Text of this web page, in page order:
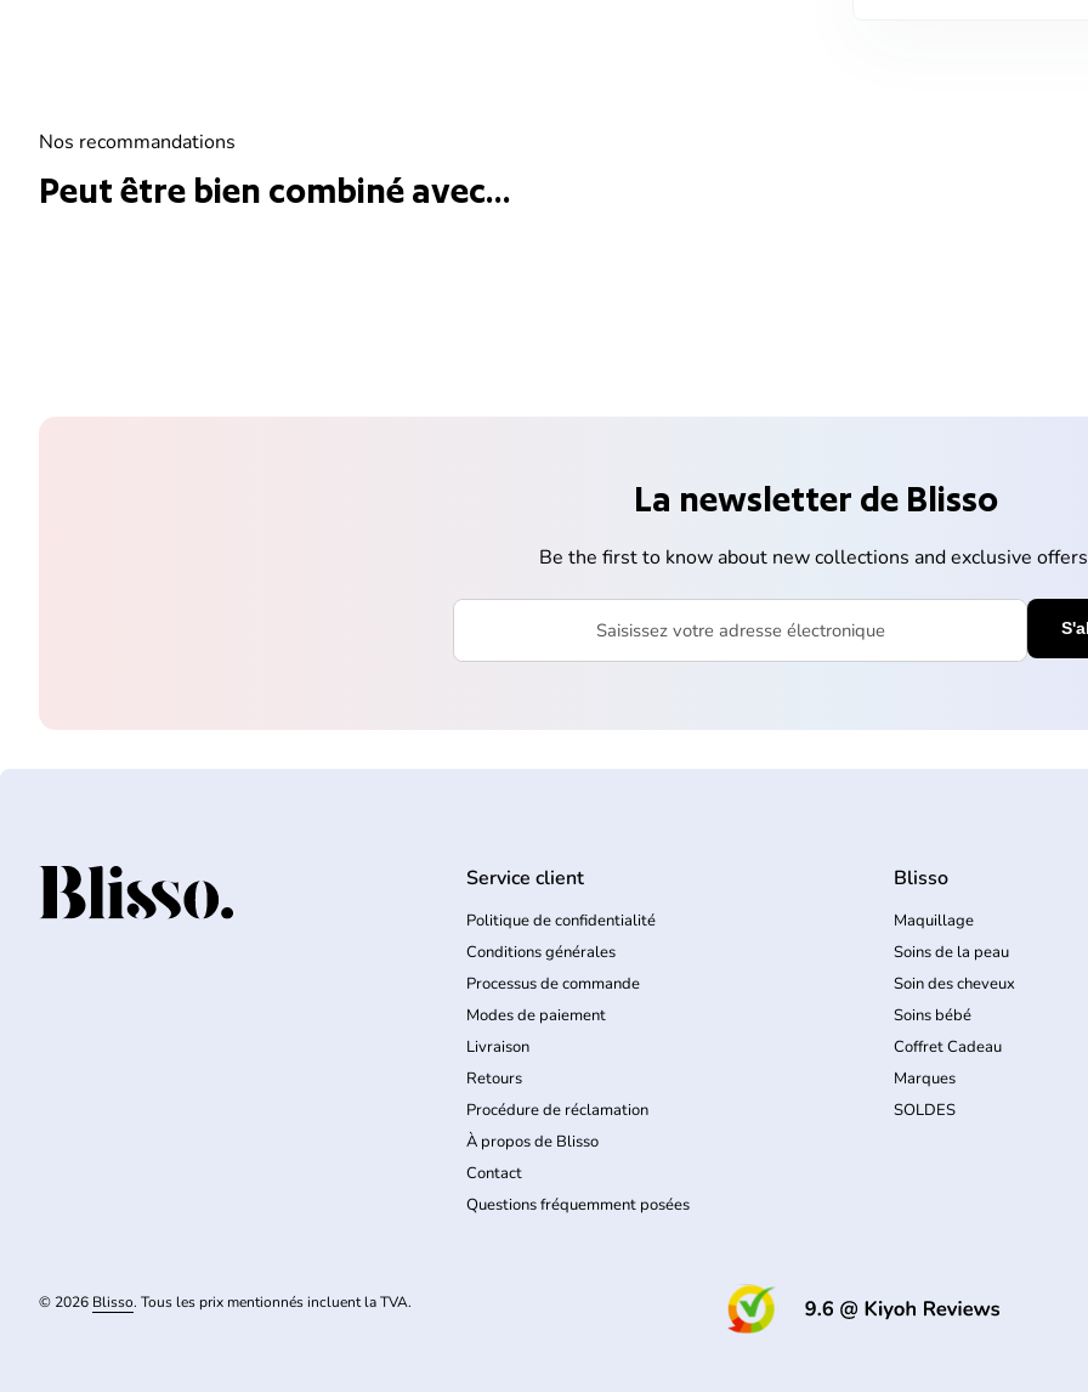
Nos recommandations
Peut être bien combiné avec...
La newsletter de Blisso
Be the first to know about new collections and exclusive
Saisissez votre adresse électronique
Accueil Service client
Politique de confidentialité
Conditions générales
Processus de commande
Modes de paiement
Livraison
Retours
Procédure de réclamation
À propos de Blisso
Contact
Questions fréquemment posées
Blisso
Maquillage
Soins de la peau
Soin des cheveux
Soins bébé
Coffret Cadeau
Marques
SOLDES
© 2026 Blisso. Tous les prix mentionnés incluent la TVA.